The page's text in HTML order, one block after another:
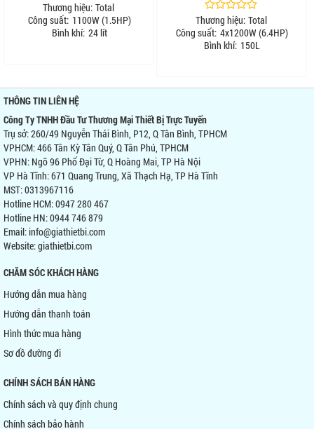
Thương hiệu: Total
Công suất: 1100W (1.5HP)
Bình khí: 24 lít
Thương hiệu: Total
Công suất: 4x1200W (6.4HP)
Bình khí: 150L
THÔNG TIN LIÊN HỆ
Công Ty TNHH Đầu Tư Thương Mại Thiết Bị Trực Tuyến
Trụ sở: 260/49 Nguyễn Thái Bình, P12, Q Tân Bình, TPHCM
VPHCM: 466 Tân Kỳ Tân Quý, Q Tân Phú, TPHCM
VPHN: Ngõ 96 Phố Đại Từ, Q Hoàng Mai, TP Hà Nội
VP Hà Tĩnh: 671 Quang Trung, Xã Thạch Hạ, TP Hà Tĩnh
MST: 0313967116
Hotline HCM: 0947 280 467
Hotline HN: 0944 746 879
Email: info@giathietbi.com
Website:giathietbi.com
CHĂM SÓC KHÁCH HÀNG
Hướng dẫn mua hàng
Hướng dẫn thanh toán
Hình thức mua hàng
Sơ đồ đường đi
CHÍNH SÁCH BÁN HÀNG
Chính sách và quy định chung
Chính sách bảo hành